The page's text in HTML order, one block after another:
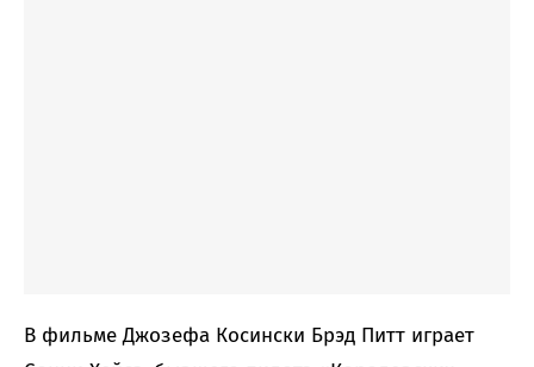
В фильме Джозефа Косински Брэд Питт играет